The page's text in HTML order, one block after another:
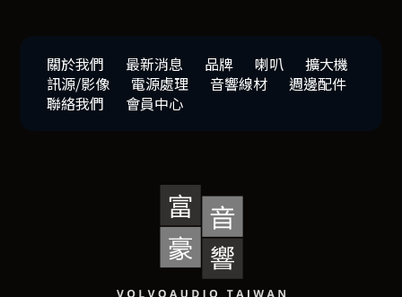
關於我們 最新消息 品牌 喇叭
擴大機
訊源/影像
電源處理 音響線材
週邊配件
聯絡我們
會員中心